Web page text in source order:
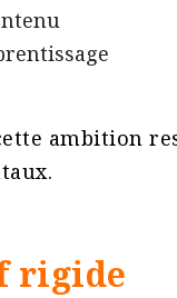
ambition
rigide